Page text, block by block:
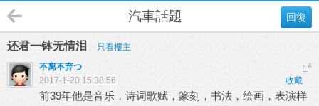
回復
汽車話題
还君一钵无情泪 只看樓主
1#
不离不弃つ
收藏
2017-1-20 15:38:56
前39年他是音乐，诗词歌赋，篆刻，书法，绘画，表演样